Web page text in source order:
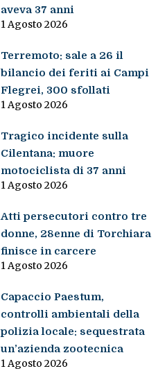
aveva 37 anni
1 Agosto 2026
Terremoto: sale a 26 il
bilancio dei feriti ai Campi
Flegrei, 300 sfollati
1 Agosto 2026
Tragico incidente sulla
Cilentana: muore
motociclista di 37 anni
1 Agosto 2026
Atti persecutori contro tre
donne, 28enne di Torchiara
finisce in carcere
1 Agosto 2026
Capaccio Paestum,
controlli ambientali della
polizia locale: sequestrata
un’azienda zootecnica
1 Agosto 2026